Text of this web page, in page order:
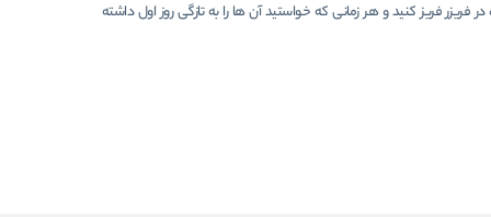
فریز کنید و هر زمانی که خواستید آن ها را به تازگی روز اول داشته